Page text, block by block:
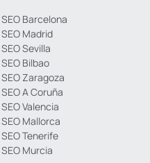
SEO Barcelona
SEO Madrid
SEO Sevilla
SEO Bilbao
SEO Zaragoza
SEO A Coruña
SEO Valencia
SEO Mallorca
SEO Tenerife
SEO Murcia